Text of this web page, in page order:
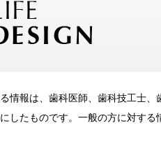
情報は、歯科医師、歯科技工士、
したものです。一般の方に対する
ンでお届け